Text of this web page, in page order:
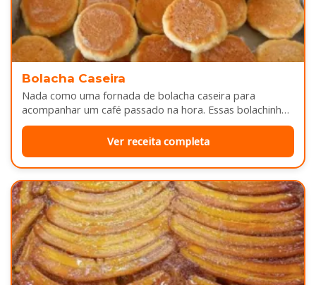
Bolacha Caseira
Nada como uma fornada de bolacha caseira para
acompanhar um café passado na hora. Essas bolachinhas
ficam levemente douradas por…
Ver receita completa